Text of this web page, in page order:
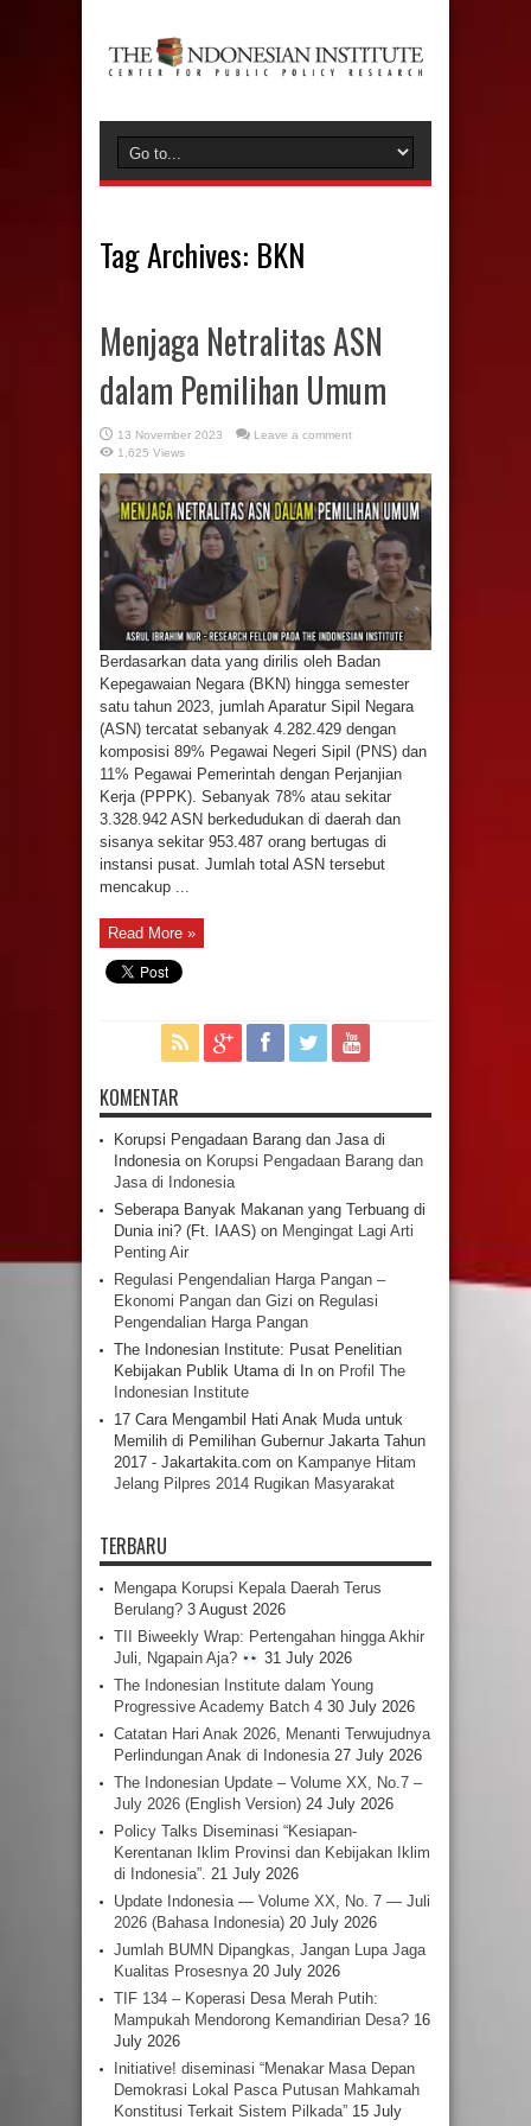
Tag Archives: BKN
Menjaga Netralitas ASN
dalam Pemilihan Umum
13 November 2023
Leave a comment
1,625 Views
Berdasarkan data yang dirilis oleh Badan
Kepegawaian Negara (BKN) hingga semester
satu tahun 2023, jumlah Aparatur Sipil Negara
(ASN) tercatat sebanyak 4.282.429 dengan
komposisi 89% Pegawai Negeri Sipil (PNS) dan
11% Pegawai Pemerintah dengan Perjanjian
Kerja (PPPK). Sebanyak 78% atau sekitar
3.328.942 ASN berkedudukan di daerah dan
sisanya sekitar 953.487 orang bertugas di
instansi pusat. Jumlah total ASN tersebut
mencakup ...
Read More »
KOMENTAR
Korupsi Pengadaan Barang dan Jasa di
Indonesiaon Korupsi Pengadaan Barang dan
Jasa di Indonesia
Seberapa Banyak Makanan yang Terbuang di
Dunia ini? (Ft. IAAS) on Mengingat Lagi Arti
Penting Air
Regulasi Pengendalian Harga Pangan –
Ekonomi Pangan dan Gizi on Regulasi
Pengendalian Harga Pangan
The Indonesian Institute: Pusat Penelitian
Kebijakan Publik Utama di In on Profil The
Indonesian Institute
17 Cara Mengambil Hati Anak Muda untuk
Memilih di Pemilihan Gubernur Jakarta Tahun
2017 - Jakartakita.com on Kampanye Hitam
Jelang Pilpres 2014 Rugikan Masyarakat
TERBARU
Mengapa Korupsi Kepala Daerah Terus
Berulang? 3 August 2026
TII Biweekly Wrap: Pertengahan hingga Akhir
Juli, Ngapain Aja?
31 July 2026
The Indonesian Institute dalam Young
Progressive Academy Batch 4 30 July 2026
Catatan Hari Anak 2026, Menanti Terwujudnya
Perlindungan Anak di Indonesia 27 July 2026
The Indonesian Update – Volume XX, No.7 –
July 2026 (English Version) 24 July 2026
Policy Talks Diseminasi “Kesiapan-
Kerentanan Iklim Provinsi dan Kebijakan Iklim
di Indonesia”. 21 July 2026
Update Indonesia — Volume XX, No. 7 — Juli
2026 (Bahasa Indonesia) 20 July 2026
Jumlah BUMN Dipangkas, Jangan Lupa Jaga
Kualitas Prosesnya 20 July 2026
TIF 134 – Koperasi Desa Merah Putih:
Mampukah Mendorong Kemandirian Desa? 16
July 2026
Initiative! diseminasi “Menakar Masa Depan
Demokrasi Lokal Pasca Putusan Mahkamah
Konstitusi Terkait Sistem Pilkada” 15 July